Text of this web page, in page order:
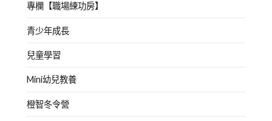
專欄【職場練功房】
青少年成長
兒童學習
Mini幼兒教養
橙智冬令營